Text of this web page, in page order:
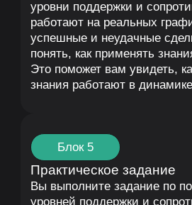
Как предсказать реакцию
на новости
Вы разберетесь, как оценивать
новостей (позитивные или
и их потенциальное влияние на
поведение цены и принимать
торговые решения.
Блок 4